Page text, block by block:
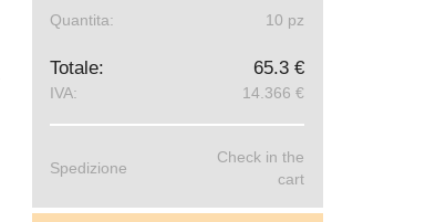
Quantita: 10 pz
Totale: 65.3 €
IVA: 14.366 €
Spedizione
Check in the
cart